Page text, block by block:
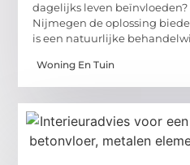
dagelijks leven
Nijmegen de oplossing
is een natuurlijke
Woning En Tuin